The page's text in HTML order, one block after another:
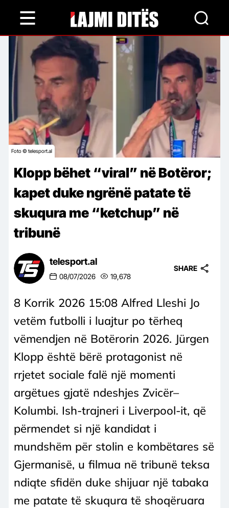
content
Foto © telesport.al
Klopp bëhet “viral” në Botëror;
kapet duke ngrënë patate të
skuqura me “ketchup” në
tribunë
telesport.al
08/07/2026 19,678
SHARE
8 Korrik 2026 15:08 Alfred Lleshi Jo
vetëm futbolli i luajtur po tërheq
vëmendjen në Botërorin 2026. Jürgen
Klopp është bërë protagonist në
rrjetet sociale falë një momenti
argëtues gjatë ndeshjes Zvicër–
Kolumbi. Ish-trajneri i Liverpool-it, që
përmendet si një kandidat i
mundshëm për stolin e kombëtares së
Gjermanisë, u filmua në tribunë teksa
ndiqte sfidën duke shijuar një tabaka
me patate të skuqura të shoqëruara